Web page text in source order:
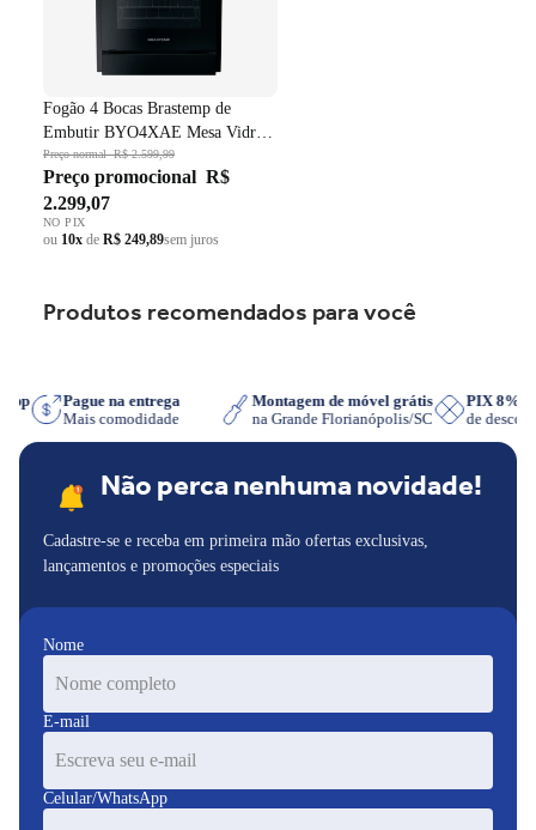
Fogão 4 Bocas Brastemp de
Embutir BYO4XAE Mesa Vidro
Grade em Ferro Fundido Dupla
Chama Preto Bivolt
Preço normalR$ 2.599,99
Preço promocional R$
2.299,07
NO PIX
ou 10x de R$ 249,89sem juros
Produtos recomendados para você
Pague na entrega
Mais comodidade
Montagem de móvel grátis
na Grande Florianópolis/SC
PIX 8%
de
Não perca nenhuma novidade!
Cadastre-se e receba em primeira mão ofertas exclusivas,
lançamentos e promoções especiais
Nome
E-mail
Celular/WhatsApp